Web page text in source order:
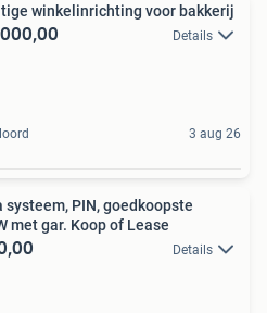
winkelinrichting voor bakkerij
Details
3 aug 26
systeem, PIN, goedkoopste
met gar. Koop of Lease
Details